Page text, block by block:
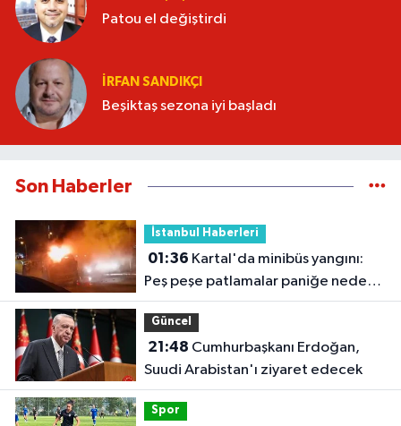
Patou el değiştirdi
İRFAN SANDIKÇI
Beşiktaş sezona iyi başladı
Son Haberler
İstanbul Haberleri
01:36
Peş peşe patlamalar paniğe neden
oldu
Güncel
21:48
Suudi Arabistan'ı ziyaret edecek
Spor